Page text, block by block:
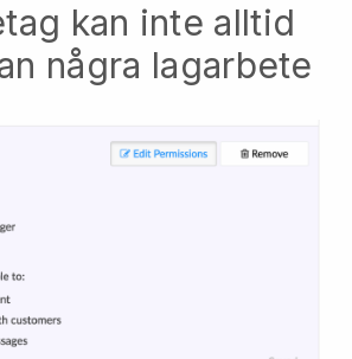
kan inte alltid
några lagarbete